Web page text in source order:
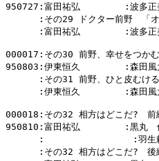
950727:富田祐弘        :波多
:その29 ドクター前野　「
:富田祐弘        :波多
000017:その30 前野、幸せをつかむ
950803:伊東恒久        :森田
      :その31 前野、ひと皮むける
:伊東恒久        :森田
000018:その32 相方はどこだ?　前
950810:富田祐弘        :黒丸
:                :羽
:その32 相方はどこだ?　後